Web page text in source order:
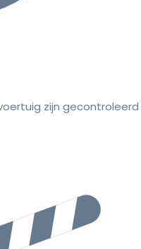
zijn gecontroleerd